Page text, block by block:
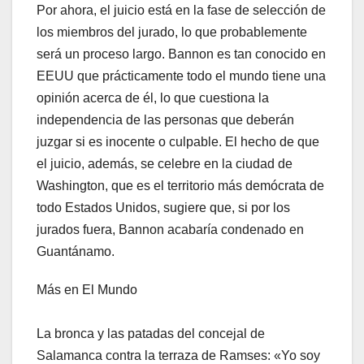
Por ahora, el juicio está en la fase de selección de
los miembros del jurado, lo que probablemente
será un proceso largo. Bannon es tan conocido en
EEUU que prácticamente todo el mundo tiene una
opinión acerca de él, lo que cuestiona la
independencia de las personas que deberán
juzgar si es inocente o culpable. El hecho de que
el juicio, además, se celebre en la ciudad de
Washington, que es el territorio más demócrata de
todo Estados Unidos, sugiere que, si por los
jurados fuera, Bannon acabaría condenado en
Guantánamo.
Más en El Mundo
La bronca y las patadas del concejal de
Salamanca contra la terraza de Ramses: «Yo soy